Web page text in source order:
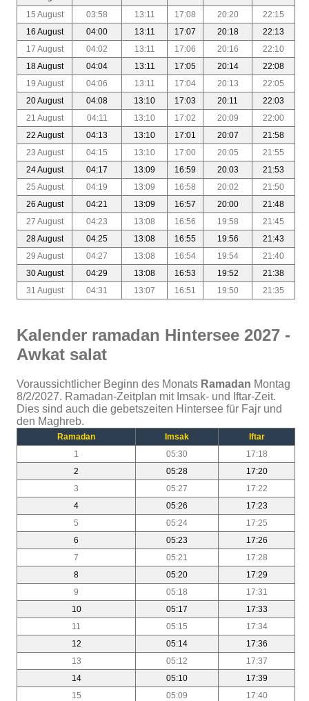
15 August
03:58 13:11 17:08 20:20
22:15
16 August
04:00 13:11 17:07 20:18
22:13
17 August
04:02 13:11 17:06 20:16
22:10
18 August
04:04 13:11 17:05 20:14
22:08
19 August
04:06 13:11 17:04 20:13
22:05
20 August
04:08 13:10 17:03 20:11
22:03
21 August
04:11 13:10 17:02 20:09
22:00
22 August
04:13 13:10 17:01 20:07
21:58
23 August
04:15 13:10 17:00 20:05
21:55
24 August
04:17 13:09 16:59 20:03
21:53
25 August
04:19 13:09 16:58 20:02
21:50
26 August
04:21 13:09 16:57 20:00
21:48
27 August
04:23 13:08 16:56 19:58
21:45
28 August
04:25 13:08 16:55 19:56
21:43
29 August
04:27 13:08 16:54 19:54
21:40
30 August
04:29 13:08 16:53 19:52
21:38
31 August
04:31 13:07 16:51 19:50 21:35
Kalender ramadan Hintersee 2027 -
Awkat salat
Voraussichtlicher Beginn des Monats Ramadan Montag
8/2/2027. Ramadan-Zeitplan mit Imsak- und Iftar-Zeit.
Dies sind auch die gebetszeiten Hintersee für Fajr und
den Maghreb.
Ramadan Imsak
Iftar
1
05:30
17:18
2
05:28
17:20
3
05:27
17:22
4
05:26
17:23
5
05:24
17:25
6
05:23
17:26
7
05:21
17:28
8
05:20
17:29
9
05:18
17:31
10
05:17
17:33
11
05:15
17:34
12
05:14
17:36
13
05:12
17:37
14
05:10
17:39
15
05:09
17:40